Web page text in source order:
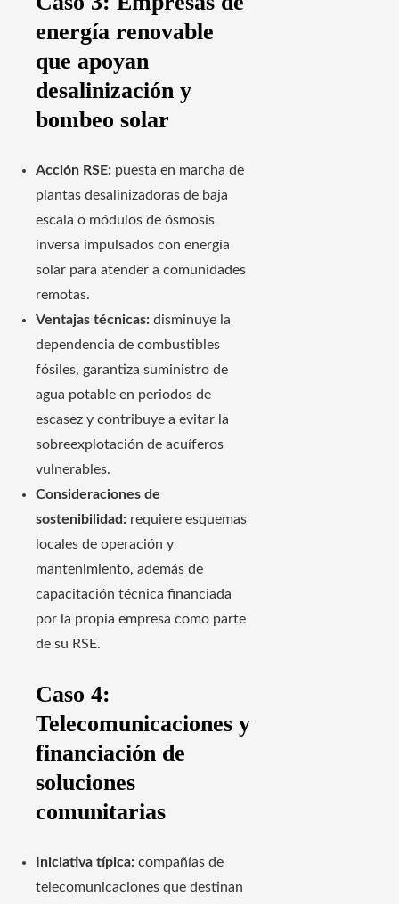
energía renovable
que apoyan
desalinización y
bombeo solar
Acción RSE: puesta en marcha de
plantas desalinizadoras de baja
escala o módulos de ósmosis
inversa impulsados con energía
solar para atender a comunidades
remotas.
Ventajas técnicas: disminuye la
dependencia de combustibles
fósiles, garantiza suministro de
agua potable en periodos de
escasez y contribuye a evitar la
sobreexplotación de acuíferos
vulnerables.
Consideraciones de
sostenibilidad: requiere esquemas
locales de operación y
mantenimiento, además de
capacitación técnica financiada
por la propia empresa como parte
de su RSE.
Caso 4:
Telecomunicaciones y
financiación de
soluciones
comunitarias
Iniciativa típica: compañías de
telecomunicaciones que destinan